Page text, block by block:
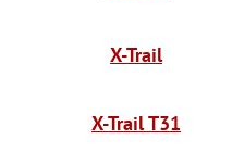
X-Trail
X-Trail T31